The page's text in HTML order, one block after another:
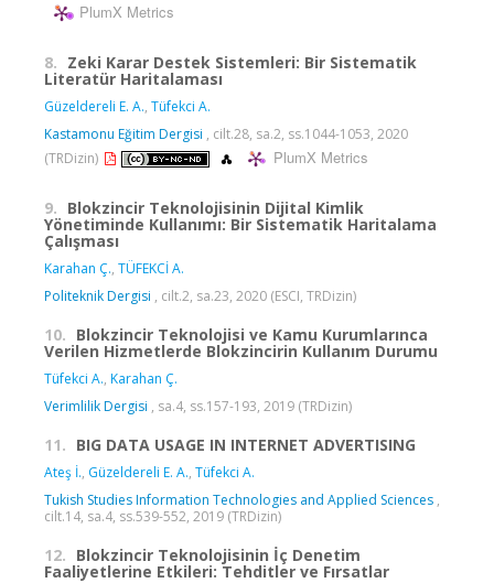
PlumX Metrics
8. Zeki Karar Destek Sistemleri: Bir Sistematik
Literatür Haritalaması
Güzeldereli E. A., Tüfekci A.
Kastamonu Eğitim Dergisi , cilt.28, sa.2, ss.1044-1053, 2020
(TRDizin)
PlumX Metrics
9. Blokzincir Teknolojisinin Dijital Kimlik
Yönetiminde Kullanımı: Bir Sistematik Haritalama
Çalışması
Karahan Ç., TÜFEKCİ A.
Politeknik Dergisi , cilt.2, sa.23, 2020 (ESCI, TRDizin)
10. Blokzincir Teknolojisi ve Kamu Kurumlarınca
Verilen Hizmetlerde Blokzincirin Kullanım Durumu
Tüfekci A., Karahan Ç.
Verimlilik Dergisi , sa.4, ss.157-193, 2019 (TRDizin)
11. BIG DATA USAGE IN INTERNET ADVERTISING
Ateş İ., Güzeldereli E. A., Tüfekci A.
Tukish Studies Information Technologies and Applied Sciences ,
cilt.14, sa.4, ss.539-552, 2019 (TRDizin)
12. Blokzincir Teknolojisinin İç Denetim
Faaliyetlerine Etkileri: Tehditler ve Fırsatlar